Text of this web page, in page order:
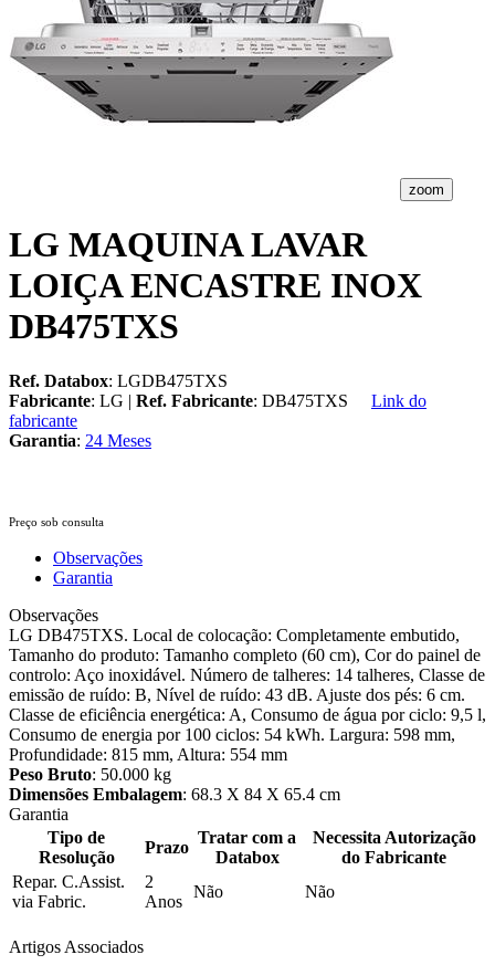
zoom
LG MAQUINA LAVAR
LOIÇA ENCASTRE INOX
DB475TXS
Ref. Databox: LGDB475TXS
Fabricante: LG | Ref. Fabricante: DB475TXS
Link do
fabricante
Garantia: 24 Meses
Preço sob consulta
Observações
Garantia
Observações
LG DB475TXS. Local de colocação: Completamente embutido,
Tamanho do produto: Tamanho completo (60 cm), Cor do painel de
controlo: Aço inoxidável. Número de talheres: 14 talheres, Classe de
emissão de ruído: B, Nível de ruído: 43 dB. Ajuste dos pés: 6 cm.
Classe de eficiência energética: A, Consumo de água por ciclo: 9,5 l,
Consumo de energia por 100 ciclos: 54 kWh. Largura: 598 mm,
Profundidade: 815 mm, Altura: 554 mm
Peso Bruto: 50.000 kg
Dimensões Embalagem: 68.3 X 84 X 65.4 cm
Garantia
Tipo de
Resolução
Prazo
Tratar com a
Databox
Necessita Autorização
do Fabricante
Repar. C.Assist.
via Fabric.
2
Anos
Não Não
Artigos Associados